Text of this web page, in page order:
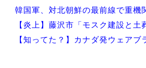
韓国軍、対北朝鮮の最前線で重機
【炎上】藤沢市「モスク建設と土
【知ってた？】カナダ発ウェアブ